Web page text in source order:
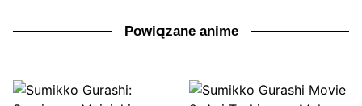
Powiązane anime